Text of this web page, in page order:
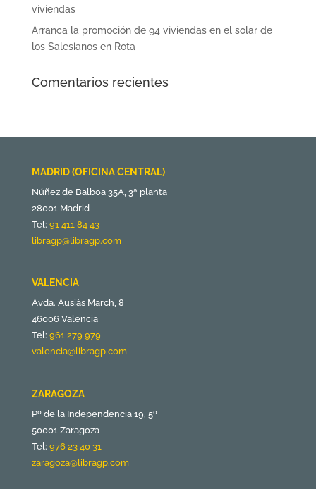
viviendas
Arranca la promoción de 94 viviendas en el solar de
los Salesianos en Rota
Comentarios recientes
MADRID (OFICINA CENTRAL)
Núñez de Balboa 35A, 3ª planta
28001 Madrid
Tel: 91 411 84 43
libragp@libragp.com
VALENCIA
Avda. Ausiàs March, 8
46006 Valencia
Tel: 961 279 979
valencia@libragp.com
ZARAGOZA
Pº de la Independencia 19, 5º
50001 Zaragoza
Tel: 976 23 40 31
zaragoza@libragp.com